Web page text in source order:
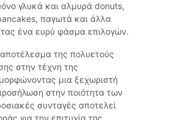
γλυκά και αλμυρά donuts,
παγωτά και άλλα
ένα ευρύ φάσμα επιλογών.
της πολυετούς
στην τέχνη της
μια ξεχωριστή
στην ποιότητα των
συνταγές αποτελεί
για την επιτυχία της